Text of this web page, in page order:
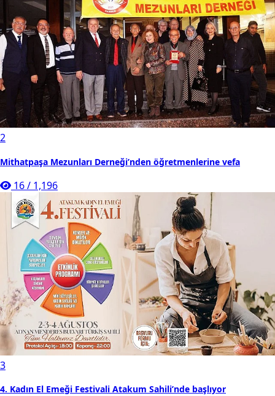
2
Mithatpaşa Mezunları Derneği’nden öğretmenlerine vefa
16/ 1,196
3
4. Kadın El Emeği Festivali Atakum Sahili’nde başlıyor